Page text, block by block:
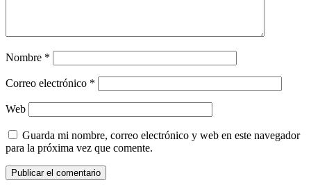
Nombre *
Correo electrónico *
Web
Guarda mi nombre, correo electrónico y web en este navegador
para la próxima vez que comente.